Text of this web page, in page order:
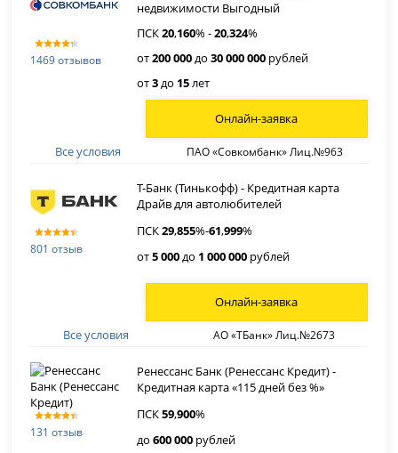
1469 отзывов
недвижимости Выгодный
ПСК20,160% -20,324%
от200 000до30 000 000 рублей
от3до 15лет
Все условия ПАО «Совкомбанк» Лиц.№963
Онлайн-заявка
801 отзыв
Т-Банк (Тинькофф) - Кредитная карта
Драйв для автолюбителей
ПСК29,855%-61,999%
от5 000до 1 000 000 рублей
Все условия АО «ТБанк» Лиц.№2673
Онлайн-заявка
131 отзыв
Ренессанс Банк (Ренессанс Кредит) -
Кредитная карта «115 дней без %»
ПСК59,900%
до600 000 рублей